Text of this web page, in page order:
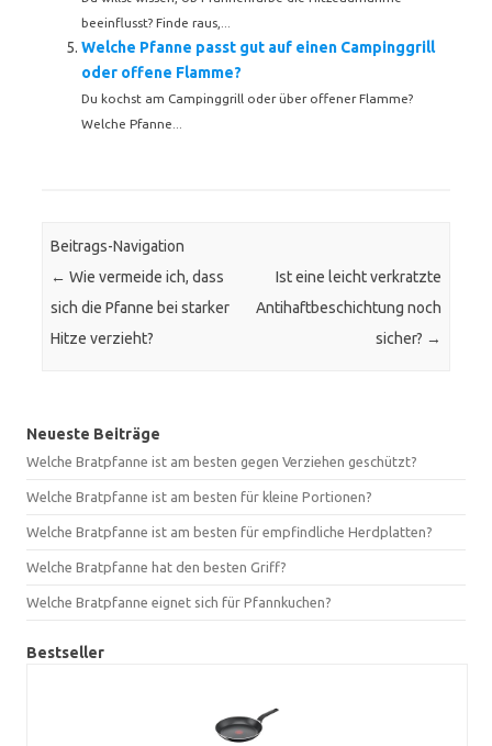
beeinflusst? Finde raus,...
Welche Pfanne passt gut auf einen Campinggrill
oder offene Flamme?
Du kochst am Campinggrill oder über offener Flamme?
Welche Pfanne...
Beitrags-Navigation
← Wie vermeide ich, dass
sich die Pfanne bei starker
Hitze verzieht?
Ist eine leicht verkratzte
Antihaftbeschichtung noch
sicher? →
Neueste Beiträge
Welche Bratpfanne ist am besten gegen Verziehen geschützt?
Welche Bratpfanne ist am besten für kleine Portionen?
Welche Bratpfanne ist am besten für empfindliche Herdplatten?
Welche Bratpfanne hat den besten Griff?
Welche Bratpfanne eignet sich für Pfannkuchen?
Bestseller